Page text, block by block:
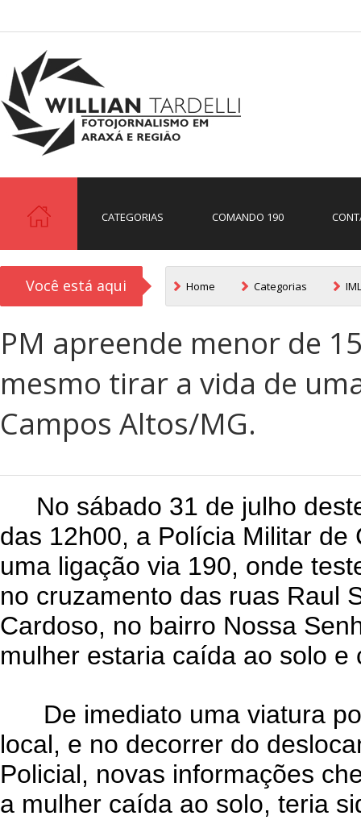
CATEGORIAS COMANDO 190
Você está aqui Home Categorias IML
PM apreende menor de
mesmo tirar a vida de
Campos Altos/MG.
No sábado 31 de julho
das 12h00, a Polícia Militar de
uma ligação via 190, onde
no cruzamento das ruas Raul
Cardoso, no bairro Nossa
mulher estaria caída ao solo e
De imediato uma viatura
local, e no decorrer do
Policial, novas informações
a mulher caída ao solo, teria